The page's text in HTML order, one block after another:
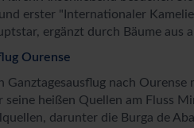
erster "Internationaler
ergänzt durch Bäume aus
Ourense
Ganztagesausflug nach
heißen Quellen am Fluss
darunter die Burga de